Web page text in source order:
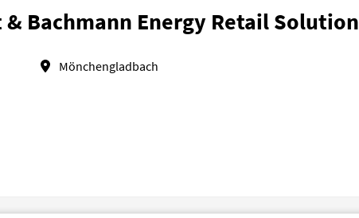
Bachmann Energy Retail
Mönchengladbach